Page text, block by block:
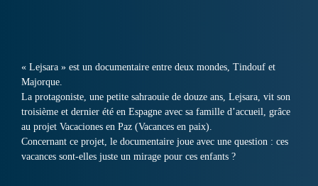
« Lejsara » est un documentaire entre deux mondes, Tindouf et
Majorque.
La protagoniste, une petite sahraouie de douze ans, Lejsara, vit son
troisième et dernier été en Espagne avec sa famille d’accueil, grâce
au projet Vacaciones en Paz (Vacances en paix).
Concernant ce projet, le documentaire joue avec une question : ces
vacances sont-elles juste un mirage pour ces enfants ?